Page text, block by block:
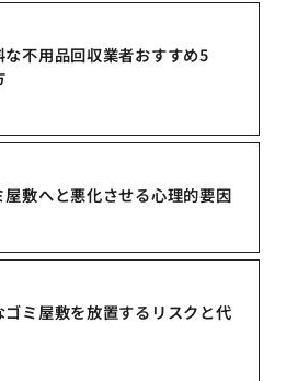
不用品回収業者おすすめ5
敷へと悪化させる心理的要因
ミ屋敷を放置するリスクと代